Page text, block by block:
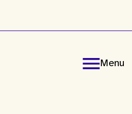
Menu